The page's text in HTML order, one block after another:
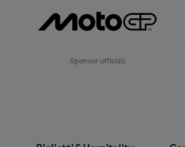
Sponsor ufficiali